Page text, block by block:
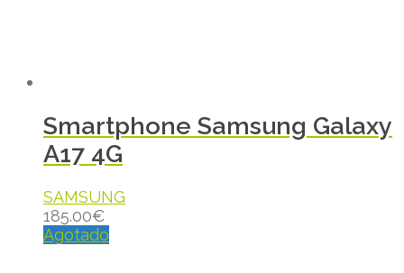
Smartphone Samsung Galaxy
A17 4G
SAMSUNG
185.00€
Agotado